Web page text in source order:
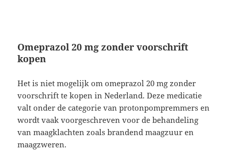
Omeprazol 20 mg zonder voorschrift
kopen
Het is niet mogelijk om omeprazol 20 mg zonder
voorschrift te kopen in Nederland. Deze medicatie
valt onder de categorie van protonpompremmers en
wordt vaak voorgeschreven voor de behandeling
van maagklachten zoals brandend maagzuur en
maagzweren.